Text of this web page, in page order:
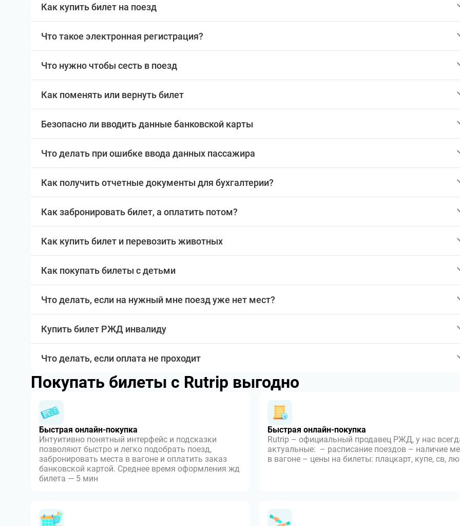
Как купить билет на поезд
Что такое электронная регистрация?
Что нужно чтобы сесть в поезд
Как поменять или вернуть билет
Безопасно ли вводить данные банковской карты
Что делать при ошибке ввода данных пассажира
Как получить отчетные документы для бухгалтерии?
Как забронировать билет, а оплатить потом?
Как купить билет и перевозить животных
Как покупать билеты с детьми
Что делать, если на нужный мне поезд уже нет мест?
Купить билет РЖД инвалиду
Что делать, если оплата не проходит
Покупать билеты с Rutrip выгодно
Быстрая онлайн-покупка
Интуитивно понятный интерфейс и подсказки
позволяют быстро и легко подобрать поезд,
забронировать места в вагоне и оплатить заказ
банковской картой. Среднее время оформления жд
билета — 5 мин
Быстрая онлайн-покупка
Rutrip – официальный продавец РЖД, у нас
актуальные: – расписание поездов – наличие
в вагоне – цены на билеты: плацкарт, купе, св,